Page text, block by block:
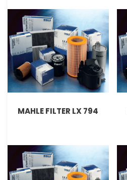
MAHLE FILTER LX 794